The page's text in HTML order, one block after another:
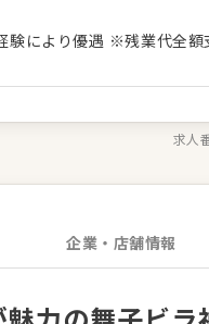
メントスキルも身につくた
が可能です。
験により優遇 ※残業代全
求人
企業・店舗情報